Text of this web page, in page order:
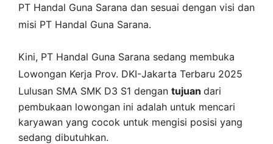
PT Handal Guna Sarana dan sesuai dengan visi dan
misi PT Handal Guna Sarana.
Kini, PT Handal Guna Sarana sedang membuka
Lowongan Kerja Prov. DKI-Jakarta Terbaru 2025
Lulusan SMA SMK D3 S1 dengan tujuan dari
pembukaan lowongan ini adalah untuk mencari
karyawan yang cocok untuk mengisi posisi yang
sedang dibutuhkan.